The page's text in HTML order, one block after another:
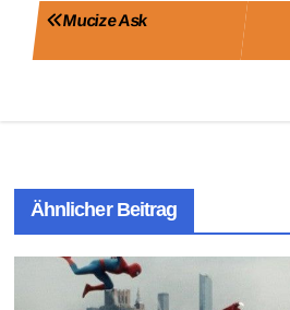
Beitragsnavigation
Mucize Ask
Ähnlicher Beitrag